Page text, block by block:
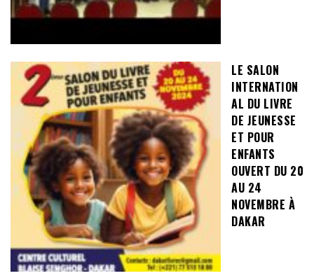
LE SALON
INTERNATION
AL DU LIVRE
DE JEUNESSE
ET POUR
ENFANTS
OUVERT DU 20
AU 24
NOVEMBRE À
DAKAR